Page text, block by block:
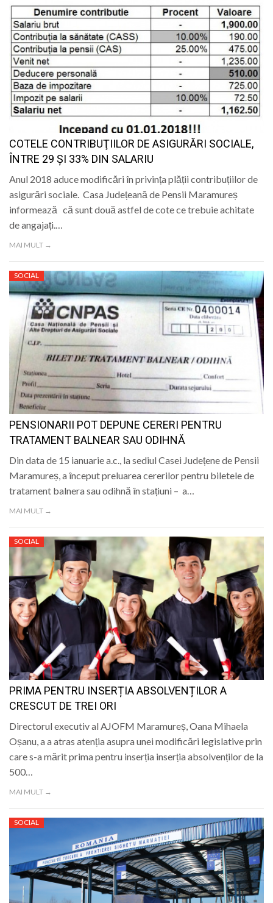
COTELE CONTRIBUŢIILOR DE ASIGURĂRI SOCIALE,
ÎNTRE 29 ȘI 33% DIN SALARIU
Anul 2018 aduce modificări în privința plății contribuțiilor de
asigurări sociale. Casa Județeană de Pensii Maramureș
informează că sunt două astfel de cote ce trebuie achitate
de angajați.…
MAI MULT →
SOCIAL
PENSIONARII POT DEPUNE CERERI PENTRU
TRATAMENT BALNEAR SAU ODIHNĂ
Din data de 15 ianuarie a.c., la sediul Casei Județene de Pensii
Maramureș, a început preluarea cererilor pentru biletele de
tratament balnera sau odihnă în stațiuni – a…
MAI MULT →
SOCIAL
PRIMA PENTRU INSERȚIA ABSOLVENȚILOR A
CRESCUT DE TREI ORI
Directorul executiv al AJOFM Maramureș, Oana Mihaela
Oșanu, a a atras atenția asupra unei modificări legislative prin
care s-a mărit prima pentru inserția inserția absolvenților de la
500…
MAI MULT →
SOCIAL